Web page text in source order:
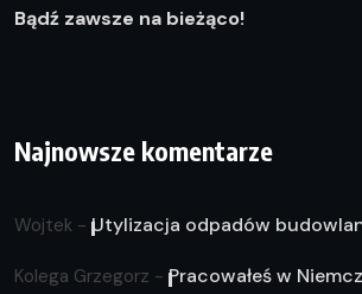
Bądź zawsze na bieżąco!
Najnowsze komentarze
Wojtek - Utylizacja odpadów
Kolega Grzegorz - Pracowałeś w